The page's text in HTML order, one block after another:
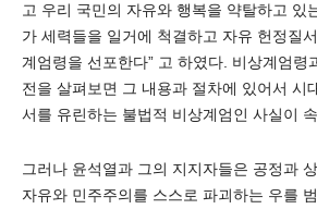
고 우리 국민의 자유와 행복을 약탈하고 있
가 세력들을 일거에 척결하고 자유 헌정질
계엄령을 선포한다” 고 하였다. 비상계엄령
전을 살펴보면 그 내용과 절차에 있어서 시
서를 유린하는 불법적 비상계엄인 사실이
그러나 윤석열과 그의 지지자들은 공정과
자유와 민주주의를 스스로 파괴하는 우를